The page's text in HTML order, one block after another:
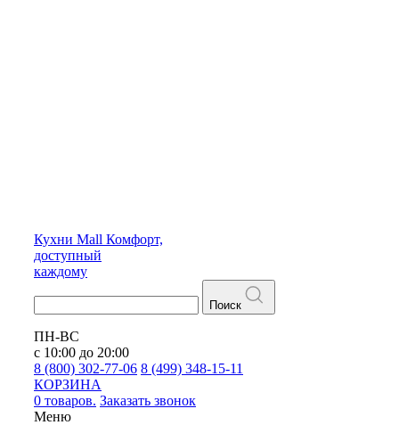
Кухни Mall Комфорт,
доступный
каждому
Поиск
ПН-ВС
с 10:00 до 20:00
8 (800) 302-77-06 8 (499) 348-15-11
КОРЗИНА
0 товаров. Заказать звонок
Меню